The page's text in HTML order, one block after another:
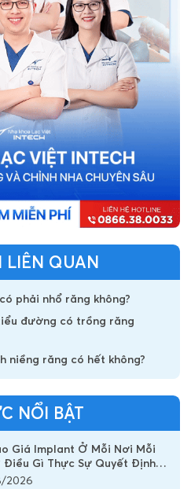
LIÊN QUAN
phải nhổ răng không?
đường có trồng răng
niềng răng có hết không?
NỔI BẬT
Giá Implant Ở Mỗi Nơi Mỗi
Điều Gì Thực Sự Quyết Định
Một Chiếc Răng Implant
2026